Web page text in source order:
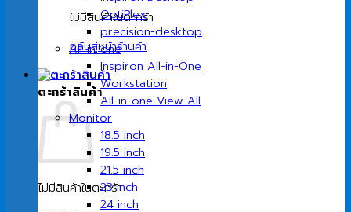
ไม่มีสินค้าในตะกร้า
กลับสู่หน้าร้านค้า
ตะกร้าสินค้า
ไม่มีสินค้าในตะกร้า
OptiPlex
precision-desktop
All-in-one
Inspiron All-in-One
Workstation
All-in-one View All
Monitor
18.5 inch
19.5 inch
21.5 inch
23 inch
24 inch